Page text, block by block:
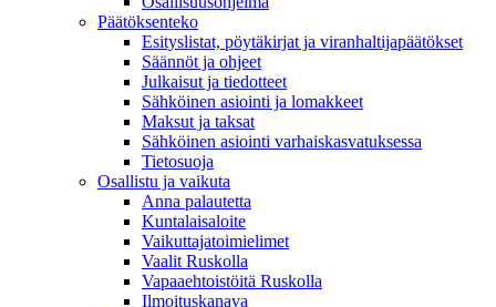
Päätöksenteko
Esityslistat, pöytäkirjat ja viranhaltijapäätökset
Säännöt ja ohjeet
Julkaisut ja tiedotteet
Sähköinen asiointi ja lomakkeet
Maksut ja taksat
Sähköinen asiointi varhaiskasvatuksessa
Tietosuoja
Osallistu ja vaikuta
Anna palautetta
Kuntalaisaloite
Vaikuttajatoimielimet
Vaalit Ruskolla
Vapaaehtoistöitä Ruskolla
Ilmoituskanava